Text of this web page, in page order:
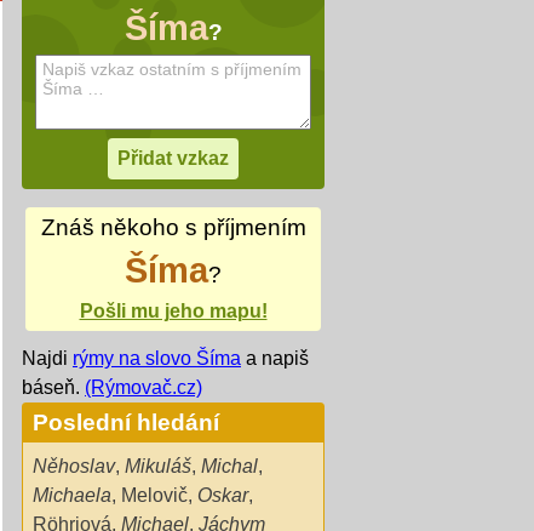
Šíma?
Znáš někoho s příjmením
Šíma?
Pošli mu jeho mapu!
Najdi rýmy na slovo Šíma a napiš
báseň. (Rýmovač.cz)
Poslední hledání
Něhoslav, Mikuláš, Michal,
Michaela, Melovič, Oskar,
Röhriová, Michael, Jáchym